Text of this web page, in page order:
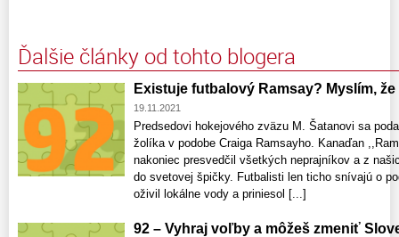
Ďalšie články od tohto blogera
Existuje futbalový Ramsay? Myslím, že
19.11.2021
Predsedovi hokejového zväzu M. Šatanovi sa
žolíka v podobe Craiga Ramsayho. Kanaďan
nakoniec presvedčil všetkých neprajníkov a z
do svetovej špičky. Futbalisti len ticho snívajú o
oživil lokálne vody a priniesol [...]
92 – Vyhraj voľby a môžeš zmeniť